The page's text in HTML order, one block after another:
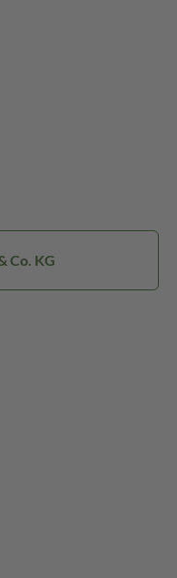
Co. KG